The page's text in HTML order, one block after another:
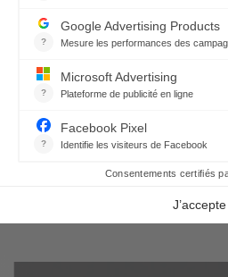
260,00 €
PRODOTTI